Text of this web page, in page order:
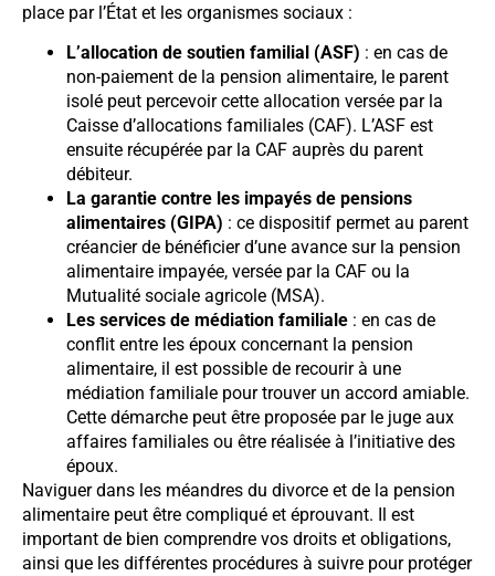
place par l’État et les organismes sociaux :
L’allocation de soutien familial (ASF) : en cas de
non-paiement de la pension alimentaire, le parent
isolé peut percevoir cette allocation versée par la
Caisse d’allocations familiales (CAF). L’ASF est
ensuite récupérée par la CAF auprès du parent
débiteur.
La garantie contre les impayés de pensions
alimentaires (GIPA) : ce dispositif permet au parent
créancier de bénéficier d’une avance sur la pension
alimentaire impayée, versée par la CAF ou la
Mutualité sociale agricole (MSA).
Les services de médiation familiale : en cas de
conflit entre les époux concernant la pension
alimentaire, il est possible de recourir à une
médiation familiale pour trouver un accord amiable.
Cette démarche peut être proposée par le juge aux
affaires familiales ou être réalisée à l’initiative des
époux.
Naviguer dans les méandres du divorce et de la pension
alimentaire peut être compliqué et éprouvant. Il est
important de bien comprendre vos droits et obligations,
ainsi que les différentes procédures à suivre pour protéger